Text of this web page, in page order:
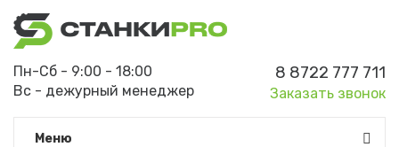
Пн-Сб - 9:00 - 18:00
Вс - дежурный менеджер
8 8722 777 711
Заказать звонок
Meню